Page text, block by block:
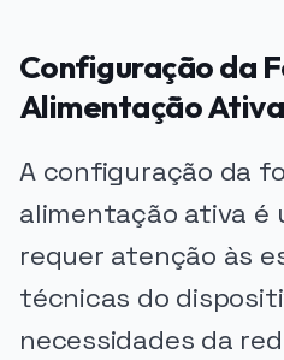
Configuração da
Alimentação Ativa
A configuração da
alimentação ativa é
requer atenção às
técnicas do
necessidades da